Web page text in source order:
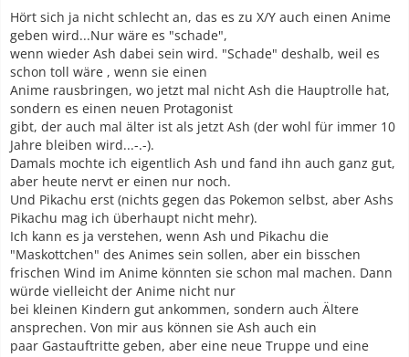
Hört sich ja nicht schlecht an, das es zu X/Y auch einen Anime
geben wird...Nur wäre es "schade",
wenn wieder Ash dabei sein wird. "Schade" deshalb, weil es
schon toll wäre , wenn sie einen
Anime rausbringen, wo jetzt mal nicht Ash die Hauptrolle hat,
sondern es einen neuen Protagonist
gibt, der auch mal älter ist als jetzt Ash (der wohl für immer 10
Jahre bleiben wird...-.-).
Damals mochte ich eigentlich Ash und fand ihn auch ganz gut,
aber heute nervt er einen nur noch.
Und Pikachu erst (nichts gegen das Pokemon selbst, aber Ashs
Pikachu mag ich überhaupt nicht mehr).
Ich kann es ja verstehen, wenn Ash und Pikachu die
"Maskottchen" des Animes sein sollen, aber ein bisschen
frischen Wind im Anime könnten sie schon mal machen. Dann
würde vielleicht der Anime nicht nur
bei kleinen Kindern gut ankommen, sondern auch Ältere
ansprechen. Von mir aus können sie Ash auch ein
paar Gastauftritte geben, aber eine neue Truppe und eine